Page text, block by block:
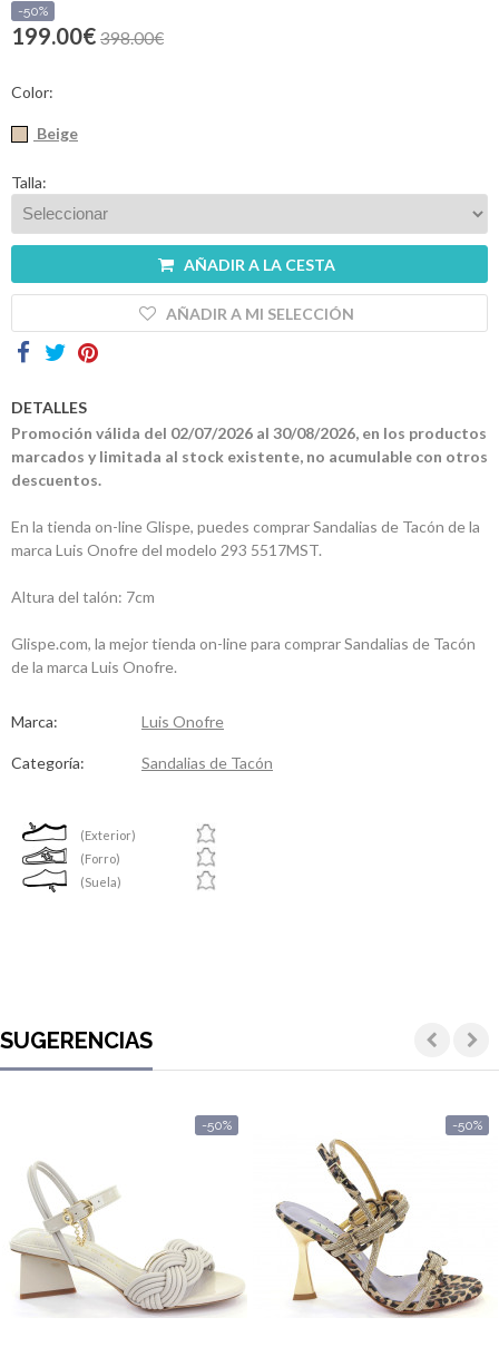
-50%
199.00€ 398.00€
Color:
Beige
Talla:
AÑADIR A LA CESTA
AÑADIR A MI SELECCIÓN
DETALLES
Promoción válida del 02/07/2026 al 30/08/2026, en los productos
marcados y limitada al stock existente, no acumulable con otros
descuentos.
En la tienda on-line Glispe, puedes comprar Sandalias de Tacón de la
marca Luis Onofre del modelo 293 5517MST.
Altura del talón: 7cm
Glispe.com, la mejor tienda on-line para comprar Sandalias de Tacón
de la marca Luis Onofre.
Marca: Luis Onofre
Categoría: Sandalias de Tacón
(Exterior)
(Forro)
(Suela)
SUGERENCIAS
-50% -50%